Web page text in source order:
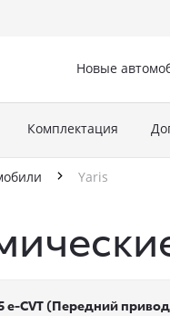
Новые
Комплектация
Yaris
e-CVT (Передний